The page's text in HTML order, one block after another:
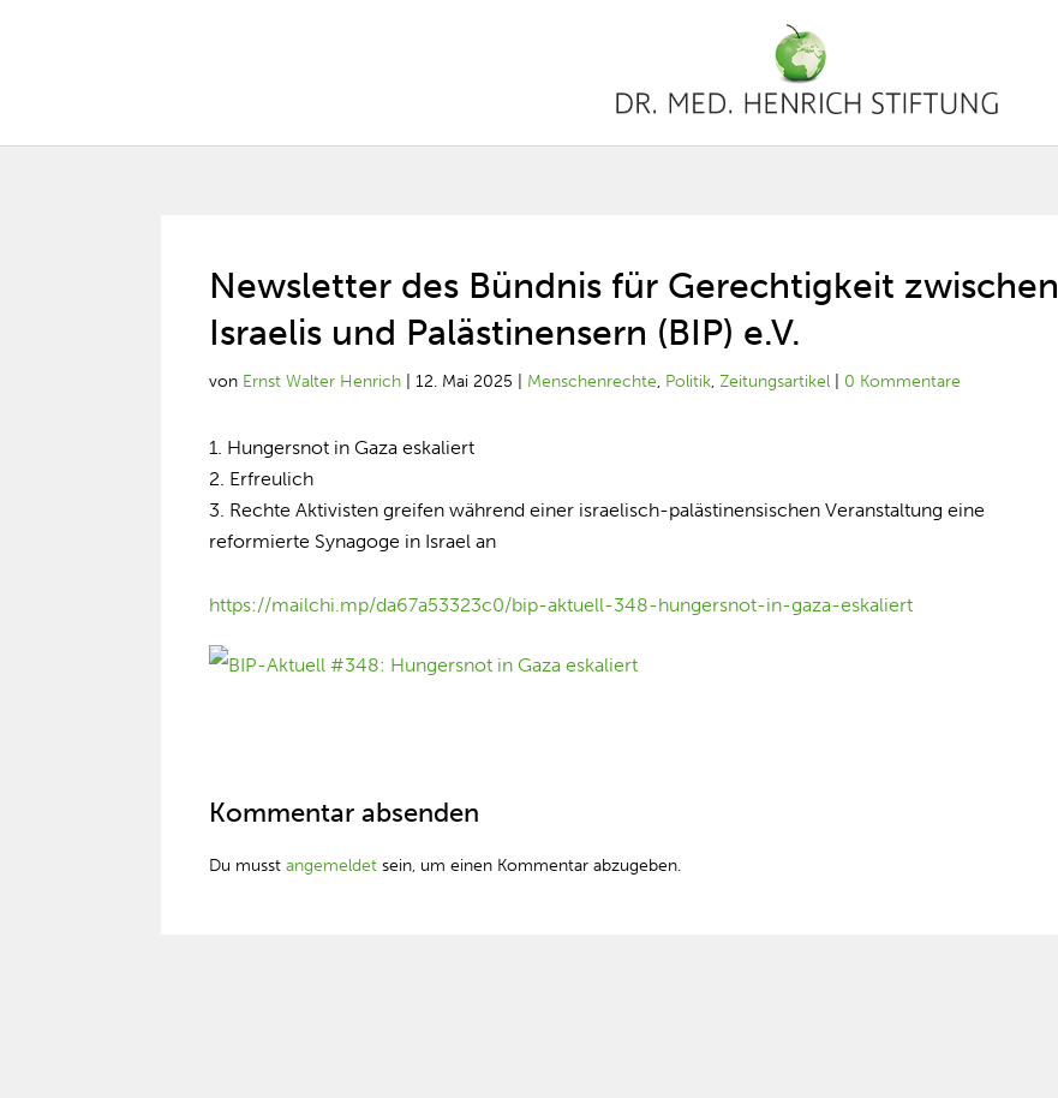
Newsletter des Bündnis für Gerechtigkeit zwischen
Israelis und Palästinensern (BIP) e.V.
von Ernst Walter Henrich |12. Mai 2025 Menschenrechte, Politik,Zeitungsartikel 0 Kommentare
Hungersnot in Gaza eskaliert
Erfreulich
Rechte Aktivisten greifen während einer israelisch-palästinensischen Veranstaltung eine
reformierte Synagoge in Israel an
https://mailchi.mp/da67a53323c0/bip-aktuell-348-hungersnot-in-gaza-eskaliert
Kommentar absenden
Du musstangemeldet sein, um einen Kommentar abzugeben.